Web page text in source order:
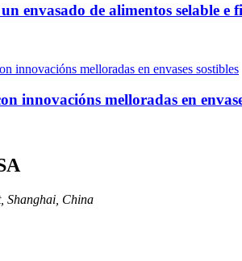
envasado de alimentos selable e
innovacións melloradas en
Shanghai, China